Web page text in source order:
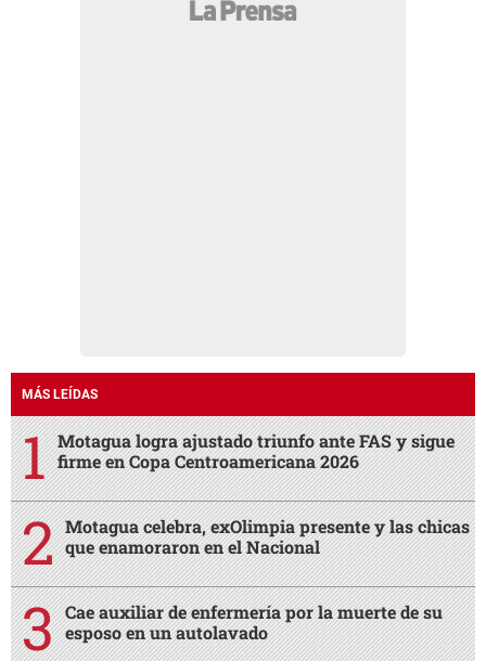
MÁS LEÍDAS
Motagua logra ajustado triunfo ante FAS y sigue
firme en Copa Centroamericana 2026
Motagua celebra, exOlimpia presente y las chicas
que enamoraron en el Nacional
Cae auxiliar de enfermería por la muerte de su
esposo en un autolavado